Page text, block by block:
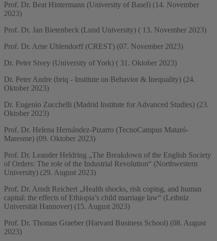
Prof. Dr. Beat Hintermann (University of Basel) (14. November
2023)
Prof. Dr. Jan Bietenbeck (Lund University) ( 13. November 2023)
Prof. Dr. Arne Uhlendorff (CREST) (07. November 2023)
Dr. Peter Sivey (University of York) ( 31. Oktober 2023)
Dr. Peter Andre (briq - Institute on Behavior & Inequality) (24.
Oktober 2023)
Dr. Eugenio Zucchelli (Madrid Institute for Advanced Studies) (23.
Oktober 2023)
Prof. Dr. Helena Hernández-Pizarro (TecnoCampus Mataró-
Maresme) (09. Oktober 2023)
Prof. Dr. Leander Heldring „The Breakdown of the English Society
of Orders: The role of the Industrial Revolution“ (Northwestern
University) (29. August 2023)
Prof. Dr. Arndt Reichert „Health shocks, risk coping, and human
capital: the effects of Ethiopia’s child marriage law“ (Leibniz
Universität Hannover) (15. August 2023)
Prof. Dr. Thomas Graeber (Harvard Business School) (08. August
2023)